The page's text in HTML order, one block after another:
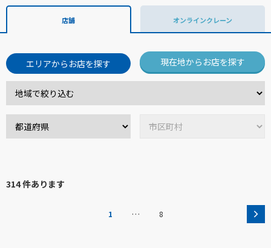
店舗 オンラインクレーン
エリアからお店を探す 現在地からお店を探す
314 件あります
1 … 8